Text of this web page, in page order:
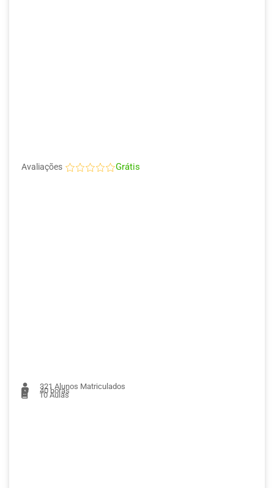
Avaliações Grátis
321 Alunos Matriculados
40 horas
10Aulas